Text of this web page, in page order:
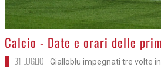
>
Calcio - Date e orari delle
31 LUGLIO Gialloblu impegnati tre volte